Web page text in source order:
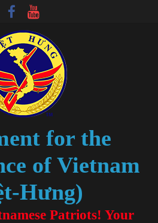
for the
of Vietnam
Hưng)
Patriots! Your